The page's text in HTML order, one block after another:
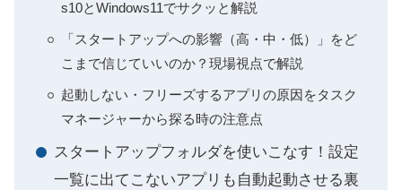
s10とWindows11でサクッと解説
「スタートアップへの影響（高・中・低）」をど
こまで信じていいのか？現場視点で解説
起動しない・フリーズするアプリの原因をタスク
マネージャーから探る時の注意点
スタートアップフォルダを使いこなす！設定
一覧に出てこないアプリも自動起動させる裏